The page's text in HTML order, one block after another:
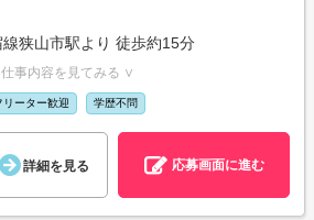
狭山市駅より 徒歩約15分
仕事内容を見てみる ∨
リーター歓迎 学歴不問
詳細を見る 応募画面に進む